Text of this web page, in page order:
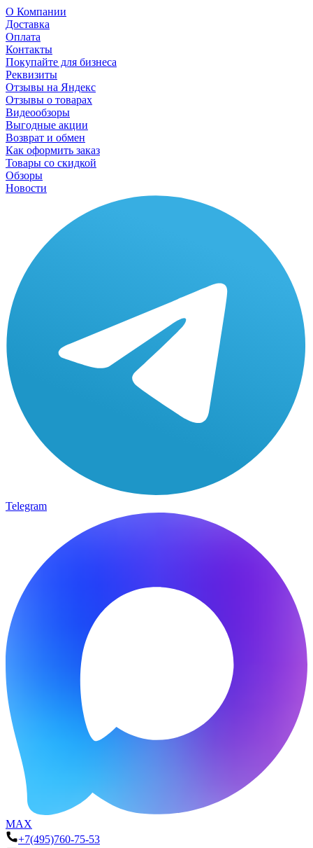
О Компании
Доставка
Оплата
Контакты
Покупайте для бизнеса
Реквизиты
Отзывы на Яндекс
Отзывы о товарах
Видеообзоры
Выгодные акции
Возврат и обмен
Как оформить заказ
Товары со скидкой
Обзоры
Новости
Telegram
MAX
+7(495)760-75-53